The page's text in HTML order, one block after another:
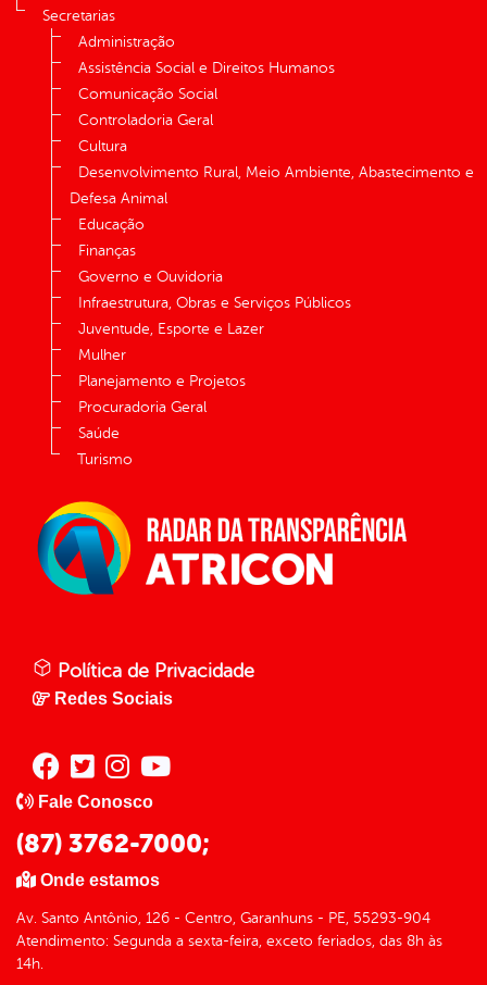
Secretarias
Administração
Assistência Social e Direitos Humanos
Comunicação Social
Controladoria Geral
Cultura
Desenvolvimento Rural, Meio Ambiente, Abastecimento e
Defesa Animal
Educação
Finanças
Governo e Ouvidoria
Infraestrutura, Obras e Serviços Públicos
Juventude, Esporte e Lazer
Mulher
Planejamento e Projetos
Procuradoria Geral
Saúde
Turismo
Política de Privacidade
Redes Sociais
Fale Conosco
(87) 3762-7000;
Onde estamos
Av. Santo Antônio, 126 - Centro, Garanhuns - PE, 55293-904
Atendimento: Segunda a sexta-feira, exceto feriados, das 8h às
14h.